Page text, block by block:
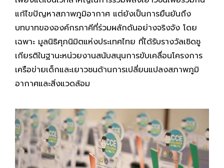
แก้ไขปัญหาสภาพภูมิอากาศ แต่ยังเป็นการยืนยันถึง
บทบาทขององค์กรภาคีที่ร่วมผลักดันอย่างจริงจัง โดย
เฉพาะ มูลนิธิศุภนิมิตแห่งประเทศไทย ที่ได้รับรางวัลเชิดชู
เกียรติในฐานะหน่วยงานสนับสนุนการขับเคลื่อนโครงการ
เครือข่ายเด็กและเยาวชนด้านการเปลี่ยนแปลงสภาพภูมิ
อากาศและสิ่งแวดล้อม